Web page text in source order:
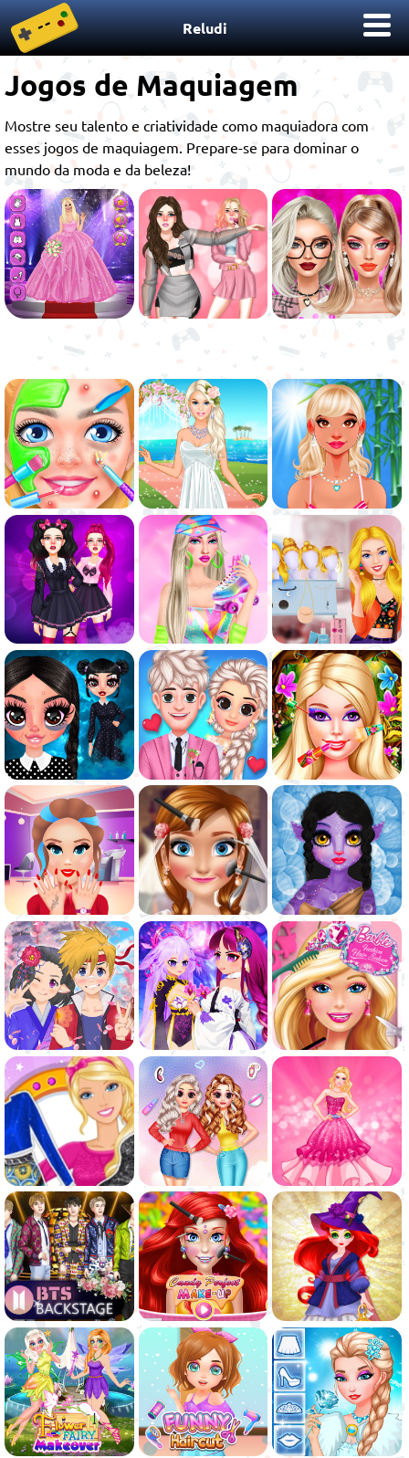
Reludi
Jogos de Maquiagem
Mostre seu talento e criatividade como maquiadora com
esses jogos de maquiagem. Prepare-se para dominar o
mundo da moda e da beleza!